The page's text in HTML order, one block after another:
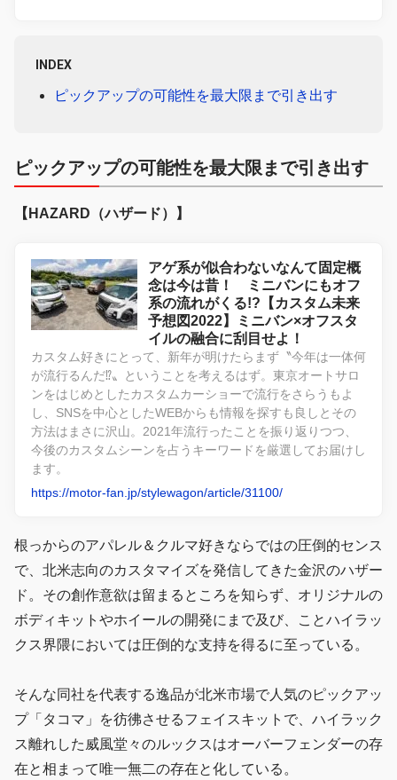
INDEX
ピックアップの可能性を最大限まで引き出す
ピックアップの可能性を最大限まで引き出す
【HAZARD（ハザード）】
アゲ系が似合わないなんて固定概
念は今は昔！ ミニバンにもオフ
系の流れがくる!?【カスタム未来
予想図2022】ミニバン×オフスタ
イルの融合に刮目せよ！
カスタム好きにとって、新年が明けたらまず〝今年は一体何
が流行るんだ⁉︎〟ということを考えるはず。東京オートサロ
ンをはじめとしたカスタムカーショーで流行をさらうもよ
し、SNSを中心としたWEBからも情報を探すも良しとその
方法はまさに沢山。2021年流行ったことを振り返りつつ、
今後のカスタムシーンを占うキーワードを厳選してお届けし
ます。
https://motor-fan.jp/stylewagon/article/31100/
根っからのアパレル＆クルマ好きならではの圧倒的センス
で、北米志向のカスタマイズを発信してきた金沢のハザー
ド。その創作意欲は留まるところを知らず、オリジナルの
ボディキットやホイールの開発にまで及び、ことハイラッ
クス界隈においては圧倒的な支持を得るに至っている。
そんな同社を代表する逸品が北米市場で人気のピックアッ
プ「タコマ」を彷彿させるフェイスキットで、ハイラック
ス離れした威風堂々のルックスはオーバーフェンダーの存
在と相まって唯一無二の存在と化している。